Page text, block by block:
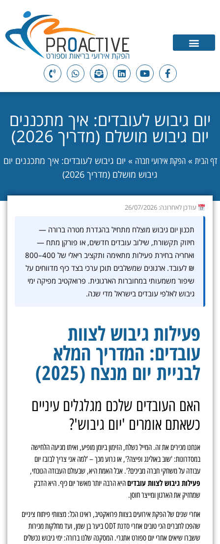
יום גיבוש לעובדים: איך מתכננים
יום גיבוש מושלם (מדריך 2026)
דף הבית »הפקת אירועי חברה » יום גיבוש לעובדים: איך מתכננים יום
גיבוש מושלם (מדריך 2026)
עודכן לאחרונה: 26/07/2026
תכנון יום גיבוש מוצלח מתחיל בהגדרת מטרה ברורה —
חיזוק תקשורת, שילוב עובדים חדשים, או פורקן מתח —
ואחריה בחירת פעילות מתאימה ותקציב ריאלי של 400–800
₪ לעובד. ארגונים שמשלבים תוכן ערכי בצד כיף מדווחים על
שיפור משמעותי במחוברות הארגונית. פרואקטיב מפיקה ימי
גיבוש לאלפי עובדים בישראל מדי שנה.
פעילות גיבוש לצוות
עובדים: המדריך המלא
לבניית יום מנצח (2025)
האם העובדים שלכם מגלגלים עיניים
כשאתם אומרים 'יום גיבוש'?
אנחנו מכירים את זה. המייל נשלח, הזימון ביומן מופיע, ואיתו מגיעה הלחישה
במסדרונות: 'שוב באולינג ופיצה?', או גרוע מכך – 'למה אני צריך לבזבז יום
עבודה על משחקי חברה מביכים?'. אבל האמת היא, שבעולם העבודה הנוכחי,
פעילות גיבוש לצוות עובדיםהיא הרבה יותר מאשר יום כיף. היא הדבק
שמחזיק את הארגון ומייצר חוסן.
אחרי שנים של הפקת אירועים בצוות פרואקטיב, ראינו הכל: מצוותי פיתוח ציניים
שהפכו לחברים הכי טובים אחרי סדנת ODT ביער בן שמן, ועד מחלקות מכירות
ששברו שיאים אחרי יום ספורט אתגרי. המסקנה שלנו ברורה: ימי גיבוש נכשלים